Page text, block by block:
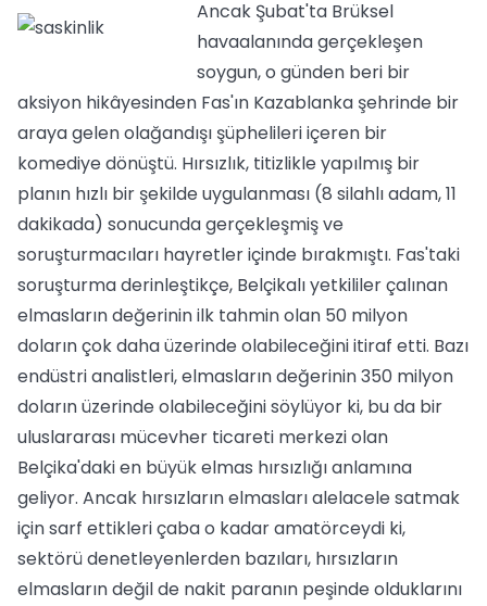
Ancak Şubat'ta Brüksel
havaalanında gerçekleşen
soygun, o günden beri bir
aksiyon hikâyesinden Fas'ın Kazablanka şehrinde bir
araya gelen olağandışı şüphelileri içeren bir
komediye dönüştü. Hırsızlık, titizlikle yapılmış bir
planın hızlı bir şekilde uygulanması (8 silahlı adam, 11
dakikada) sonucunda gerçekleşmiş ve
soruşturmacıları hayretler içinde bırakmıştı. Fas'taki
soruşturma derinleştikçe, Belçikalı yetkililer çalınan
elmasların değerinin ilk tahmin olan 50 milyon
doların çok daha üzerinde olabileceğini itiraf etti. Bazı
endüstri analistleri, elmasların değerinin 350 milyon
doların üzerinde olabileceğini söylüyor ki, bu da bir
uluslararası mücevher ticareti merkezi olan
Belçika'daki en büyük elmas hırsızlığı anlamına
geliyor. Ancak hırsızların elmasları alelacele satmak
için sarf ettikleri çaba o kadar amatörceydi ki,
sektörü denetleyenlerden bazıları, hırsızların
elmasların değil de nakit paranın peşinde olduklarını